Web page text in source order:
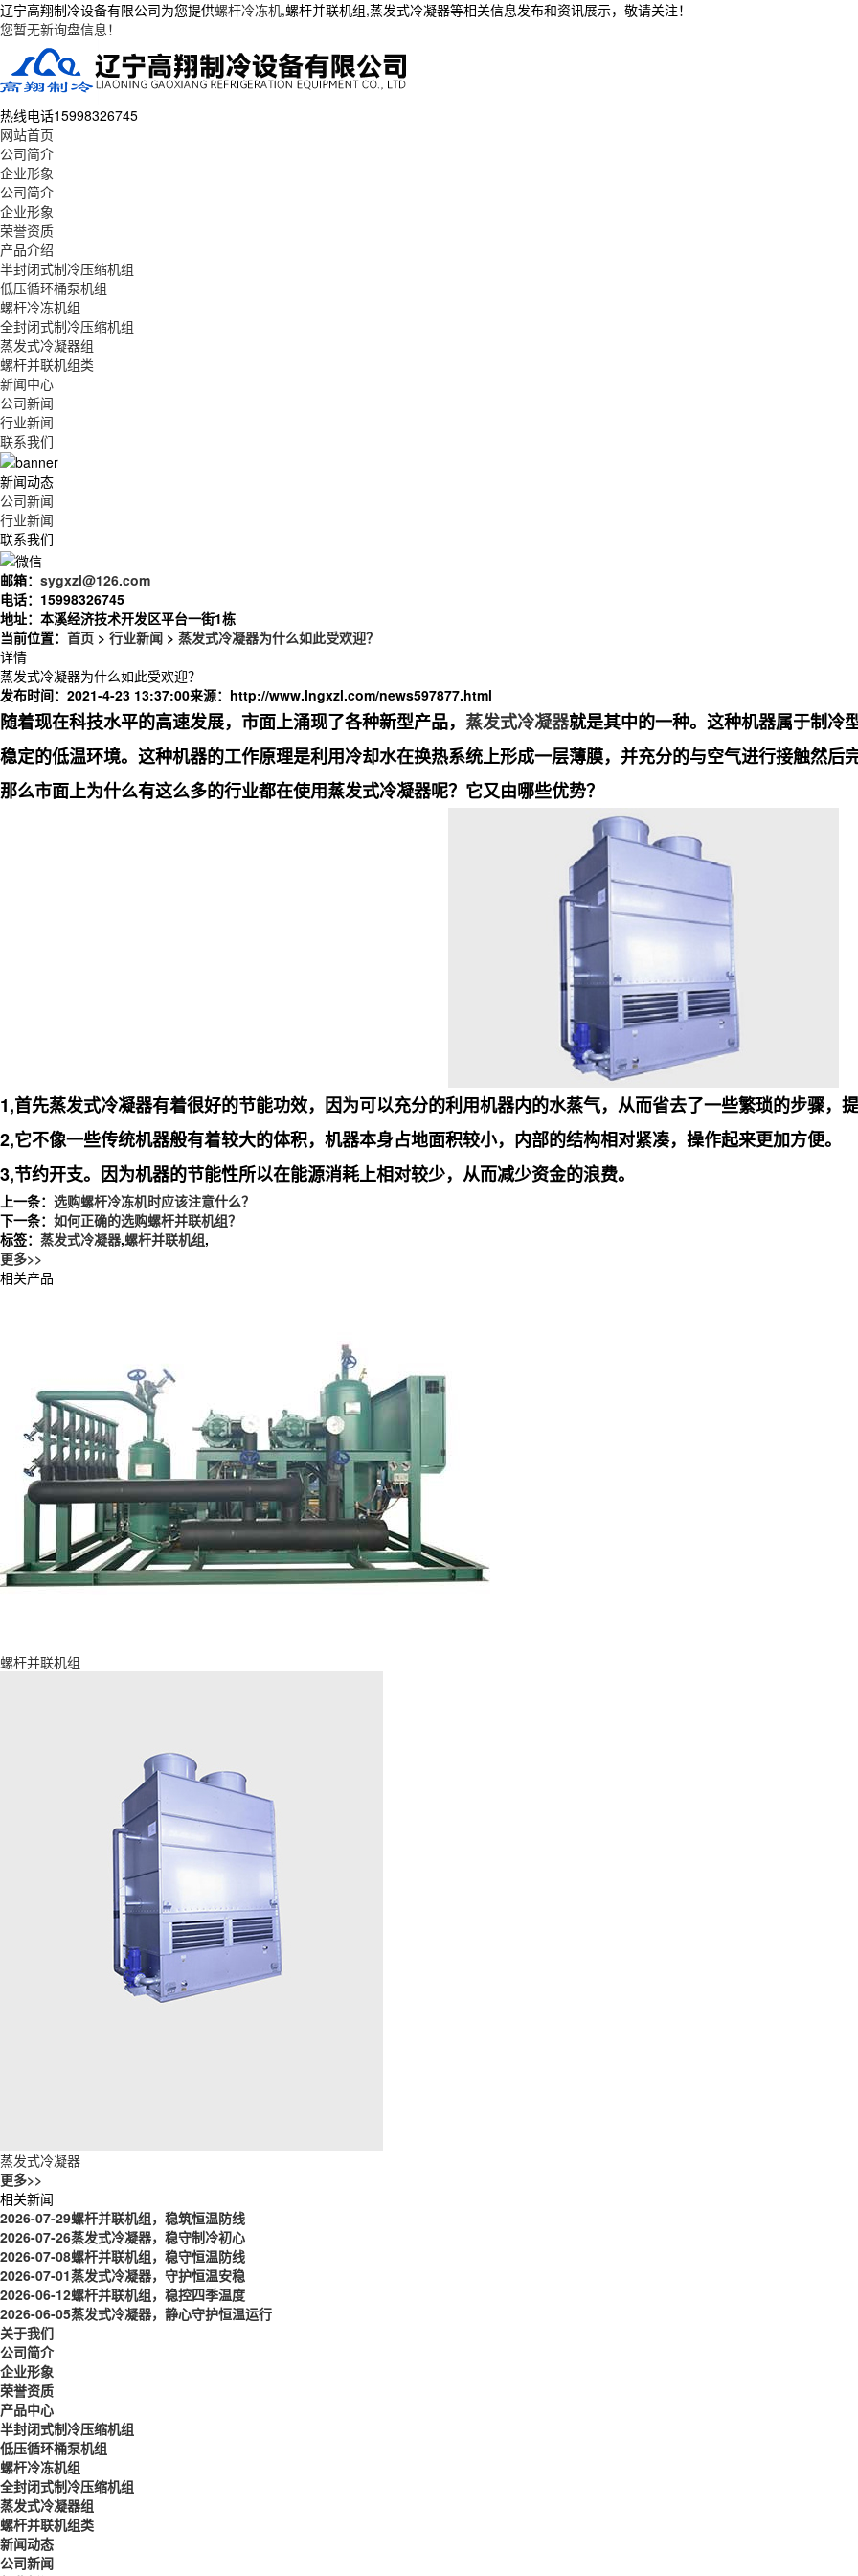
辽宁高翔制冷设备有限公司为您提供螺杆冷冻机,螺杆并联机组,蒸发式冷凝器等相关信息发布和资讯展示，敬请关注！
您暂无新询盘信息！
热线电话15998326745
网站首页
公司简介
企业形象
公司简介
企业形象
荣誉资质
产品介绍
半封闭式制冷压缩机组
低压循环桶泵机组
螺杆冷冻机组
全封闭式制冷压缩机组
蒸发式冷凝器组
螺杆并联机组类
新闻中心
公司新闻
行业新闻
联系我们
新闻动态
公司新闻
行业新闻
联系我们
邮箱： sygxzl@126.com
电话： 15998326745
地址： 本溪经济技术开发区平台一街1栋
当前位置： 首页 > 行业新闻 > 蒸发式冷凝器为什么如此受欢迎？
详情
蒸发式冷凝器为什么如此受欢迎？
发布时间：2021-4-23 13:37:00来源： http://www.lngxzl.com/news597877.html
随着现在科技水平的高速发展，市面上涌现了各种新型产品， 蒸发式冷凝器就是其中的一种。这种机器属于制冷
稳定的低温环境。这种机器的工作原理是利用冷却水在换热系统上形成一层薄膜，并充分的与空气进行接触然后
那么市面上为什么有这么多的行业都在使用蒸发式冷凝器呢？它又由哪些优势？
1,首先蒸发式冷凝器有着很好的节能功效，因为可以充分的利用机器内的水蒸气，从而省去了一些繁琐的步骤，提
2,它不像一些传统机器般有着较大的体积，机器本身占地面积较小，内部的结构相对紧凑，操作起来更加方便。
3,节约开支。因为机器的节能性所以在能源消耗上相对较少，从而减少资金的浪费。
上一条： 选购螺杆冷冻机时应该注意什么？
下一条： 如何正确的选购螺杆并联机组？
标签： 蒸发式冷凝器,螺杆并联机组,
更多>>
相关产品
螺杆并联机组
蒸发式冷凝器
更多>>
相关新闻
2026-07-29螺杆并联机组，稳筑恒温防线
2026-07-26蒸发式冷凝器，稳守制冷初心
2026-07-08螺杆并联机组，稳守恒温防线
2026-07-01蒸发式冷凝器，守护恒温安稳
2026-06-12螺杆并联机组，稳控四季温度
2026-06-05蒸发式冷凝器，静心守护恒温运行
关于我们
公司简介
企业形象
荣誉资质
产品中心
半封闭式制冷压缩机组
低压循环桶泵机组
螺杆冷冻机组
全封闭式制冷压缩机组
蒸发式冷凝器组
螺杆并联机组类
新闻动态
公司新闻